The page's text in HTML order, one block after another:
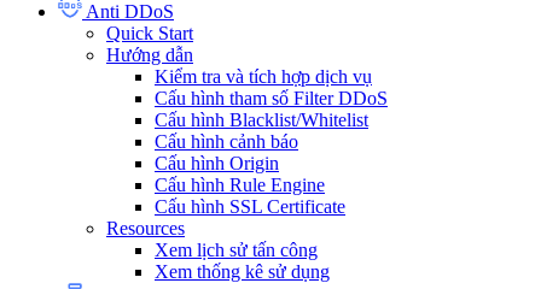
Anti DDoS
Quick Start
Hướng dẫn
Kiểm tra và tích hợp dịch vụ
Cấu hình tham số Filter DDoS
Cấu hình Blacklist/Whitelist
Cấu hình cảnh báo
Cấu hình Origin
Cấu hình Rule Engine
Cấu hình SSL Certificate
Resources
Xem lịch sử tấn công
Xem thống kê sử dụng